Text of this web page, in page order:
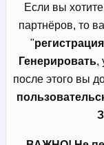
Если вы
партнёров, то
"регистрация
Генерировать,
после этого вы